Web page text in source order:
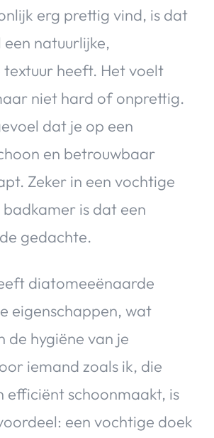
erg prettig vind, is dat
natuurlijke,
heeft. Het voelt
niet hard of onprettig.
dat je op een
en betrouwbaar
Zeker in een vochtige
is dat een
gedachte.
diatomeeënaarde
eigenschappen, wat
de hygiëne van je
iemand zoals ik, die
efficiënt schoonmaakt, is
een vochtige doek